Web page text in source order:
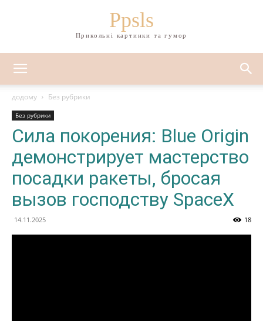
Ppsls
Прикольні картинки та гумор
додому Без рубрики
Без рубрики
Сила покорения: Blue Origin
демонстрирует мастерство
посадки ракеты, бросая
вызов господству SpaceX
14.11.2025 18